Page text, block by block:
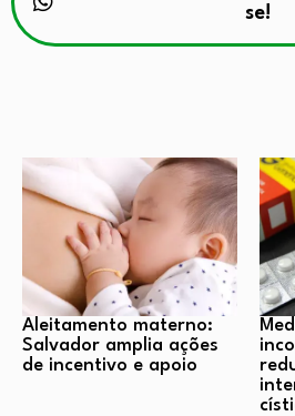
se!
Aleitamento materno:
Salvador amplia ações
de incentivo e apoio